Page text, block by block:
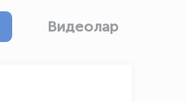
Видеолар